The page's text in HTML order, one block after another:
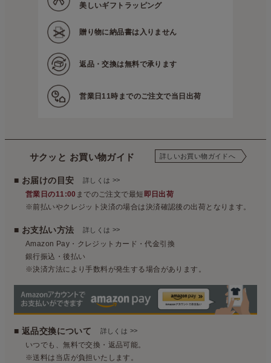
美しいギフトラッピング
贈り物に納品書は入りません
返品・交換は無料で承ります
営業日11時までのご注文で当日出荷
サクッと お買い物ガイド 詳しいお買い物ガイドへ
■ お届けの目安 詳しくは >>
営業日の11:00 までのご注文で最短 即日出荷
※前払いやクレジット決済の場合は決済確認後の出荷となります。
■ お支払い方法 詳しくは >>
Amazon Pay・クレジットカード・代金引換
銀行振込・後払い
※決済方法により手数料が発生する場合があります。
■ 返品交換について 詳しくは >>
いつでも、無料で交換・返品可能。
※送料は当店が負担いたします。